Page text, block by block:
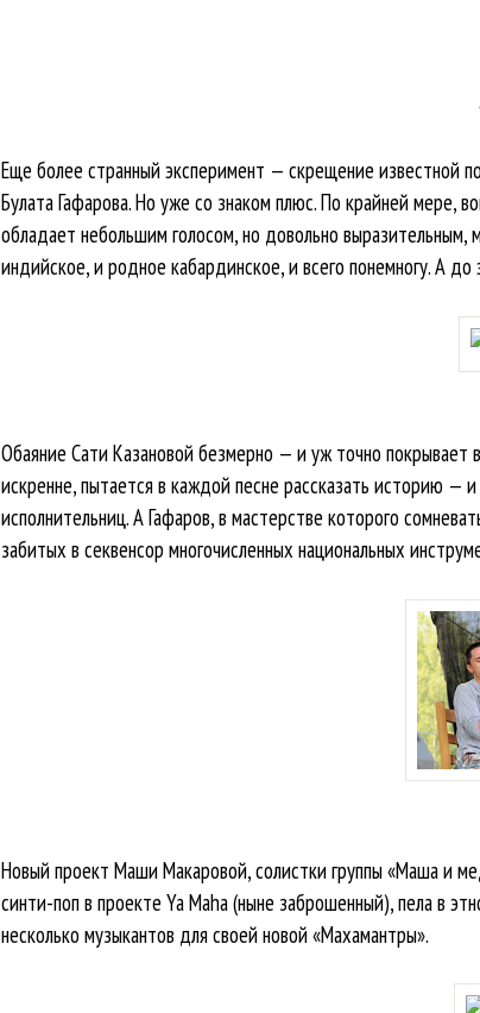
Еще более странный эксперимент — скрещение известной
Булата Гафарова. Но уже со знаком плюс. По крайней мере,
обладает небольшим голосом, но довольно выразительным,
индийское, и родное кабардинское, и всего понемногу. А
Обаяние Сати Казановой безмерно — и уж точно покрывает
искренне, пытается в каждой песне рассказать историю —
исполнительниц. А Гафаров, в мастерстве которого
забитых в секвенсор многочисленных национальных
Новый проект Маши Макаровой, солистки группы «Маша и
синти-поп в проекте Ya Maha (ныне заброшенный), пела в
несколько музыкантов для своей новой «Махамантры».